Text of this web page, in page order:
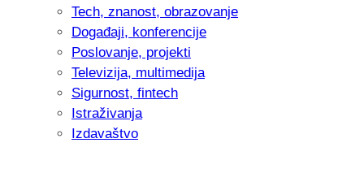
Tech, znanost, obrazovanje
Događaji, konferencije
Poslovanje, projekti
Televizija, multimedija
Sigurnost, fintech
Istraživanja
Izdavaštvo